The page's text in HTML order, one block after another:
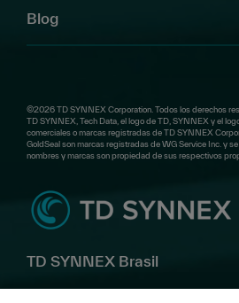
Blog
©2026 TD SYNNEX Corporation. Todos los derechos
TD SYNNEX, Tech Data, el logo de TD, SYNNEX y el
comerciales o marcas registradas de TD SYNNEX
GoldSeal son marcas registradas de WG Service Inc. y
nombres y marcas son propiedad de sus respectivos
TD SYNNEX Brasil